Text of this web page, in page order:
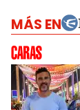
MÁS EN